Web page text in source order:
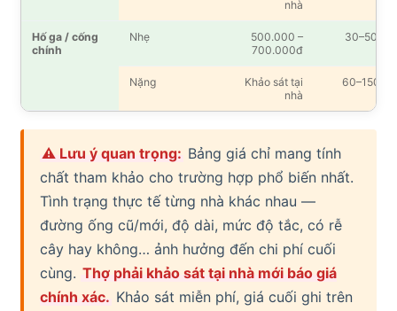
nhà
Hố ga / cống
chính
Nhẹ
500.000 –
700.000đ
30–50′
Nặng
Khảo sát tại
nhà
60–150′
⚠ Lưu ý quan trọng: Bảng giá chỉ mang tính
chất tham khảo cho trường hợp phổ biến nhất.
Tình trạng thực tế từng nhà khác nhau —
đường ống cũ/mới, độ dài, mức độ tắc, có rễ
cây hay không… ảnh hưởng đến chi phí cuối
cùng. Thợ phải khảo sát tại nhà mới báo giá
chính xác. Khảo sát miễn phí, giá cuối ghi trên